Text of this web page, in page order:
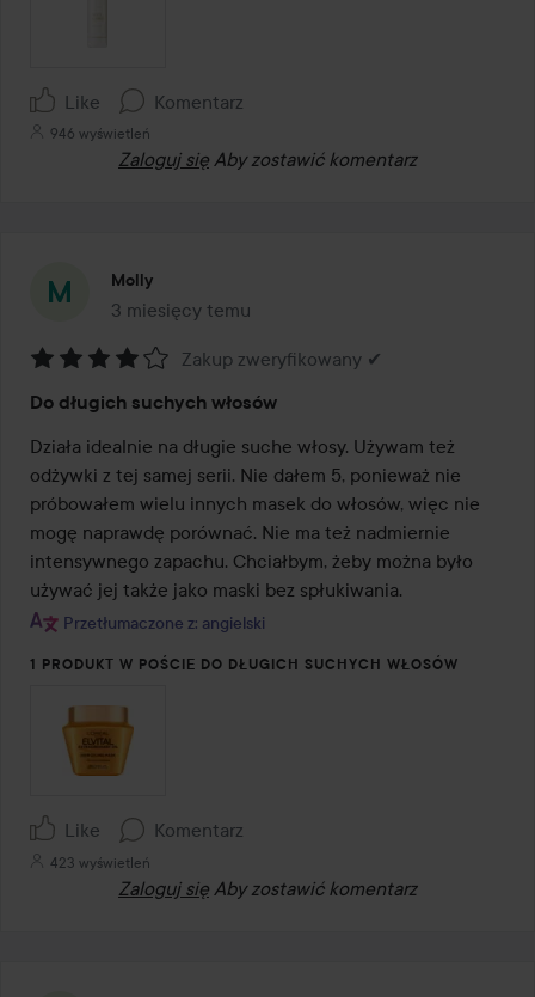
Like Komentarz
946 wyświetleń
Zaloguj się Aby zostawić komentarz
Molly
3 miesięcy temu
Post został utworzony 3 miesięcy temu
4
z
5
Zakup zweryfikowany ✔
Do długich suchych włosów
Działa idealnie na długie suche włosy. Używam też
odżywki z tej samej serii. Nie dałem 5, ponieważ nie
próbowałem wielu innych masek do włosów, więc nie
mogę naprawdę porównać. Nie ma też nadmiernie
intensywnego zapachu. Chciałbym, żeby można było
używać jej także jako maski bez spłukiwania.
Przetłumaczone z: angielski
1 PRODUKT W POŚCIE DO DŁUGICH SUCHYCH WŁOSÓW
Like Komentarz
423 wyświetleń
Zaloguj się Aby zostawić komentarz